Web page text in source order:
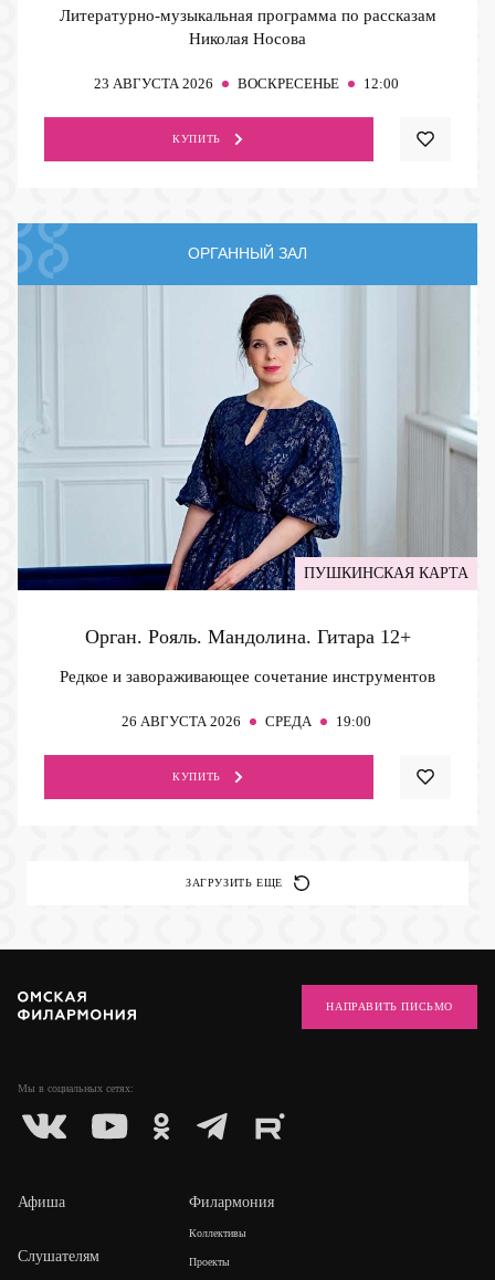
Литературно-музыкальная программа по рассказам
Николая Носова
23 АВГУСТА 2026 ВОСКРЕСЕНЬЕ 12:00
КУПИТЬ
ОРГАННЫЙ ЗАЛ
ПУШКИНСКАЯ КАРТА
Орган. Рояль. Мандолина. Гитара 12+
Редкое и завораживающее сочетание инструментов
26 АВГУСТА 2026 СРЕДА 19:00
КУПИТЬ
ЗАГРУЗИТЬ ЕЩЕ
Мы в социальных сетях:
НАПРАВИТЬ ПИСЬМО
Афиша
Слушателям
Филармония
Коллективы
Проекты